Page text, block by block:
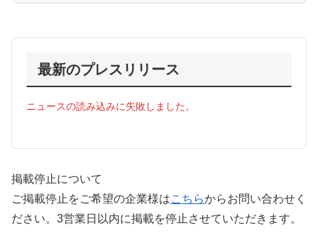
最新のプレスリリース
ニュースの読み込みに失敗しました。
掲載停止について
ご掲載停止をご希望の企業様はこちらからお問い合わせく
ださい。3営業日以内に掲載を停止させていただきます。